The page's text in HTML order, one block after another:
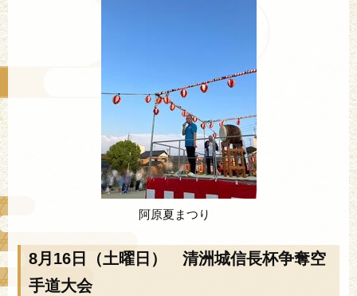
阿原夏まつり
8月16日（土曜日） 清洲城信長杯争奪空
手道大会